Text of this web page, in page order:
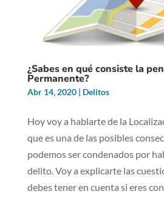
¿Sabes en qué consiste la
Permanente?
Abr 14, 2020| Delitos
Hoy voy a hablarte de la
que es una de las posibles
podemos ser condenados por
delito. Voy a explicarte las
debes tener en cuenta si eres